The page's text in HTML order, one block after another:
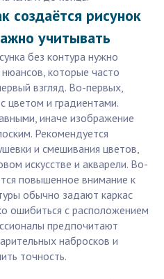
создаётся рисунок
учитывать
без контура нужно
которые часто
взгляд. Во-первых,
цветом и градиентами.
иначе изображение
Рекомендуется
и смешивания цветов,
искусстве и акварели. Во-
повышенное внимание к
обычно задают каркас
ошибиться с расположением
предпочитают
набросков и
точность.